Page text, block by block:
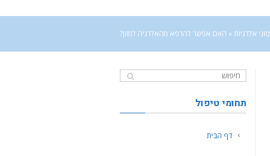
סוגי אלרגיות » האם אפשר להרפא מהאלרגיה למזון?
תחומי טיפול
דף הבית